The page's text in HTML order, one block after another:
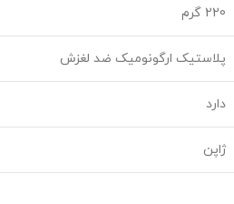
220 گرم
پلاستیک ارگونومیک ضد لغزش
دارد
ژاپن